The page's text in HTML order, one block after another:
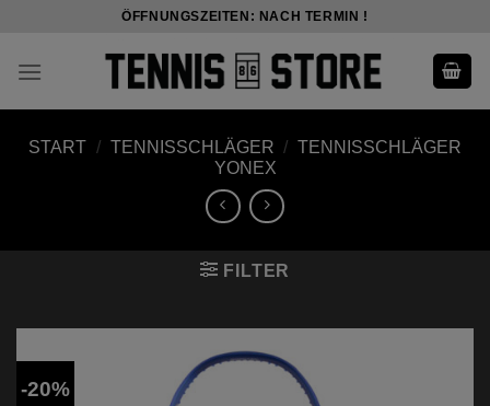
content
ÖFFNUNGSZEITEN: NACH TERMIN !
START / TENNISSCHLÄGER / TENNISSCHLÄGER
YONEX
FILTER
-20%